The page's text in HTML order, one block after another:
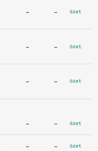
- - özet
- - özet
- - özet
- - özet
- - özet